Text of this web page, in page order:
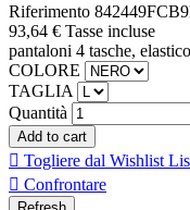
Riferimento
93,64 € Tasse incluse
pantaloni 4 tasche,
COLORE
TAGLIA
Quantità
Add to cart
 Togliere dal Wishlist
 Confrontare